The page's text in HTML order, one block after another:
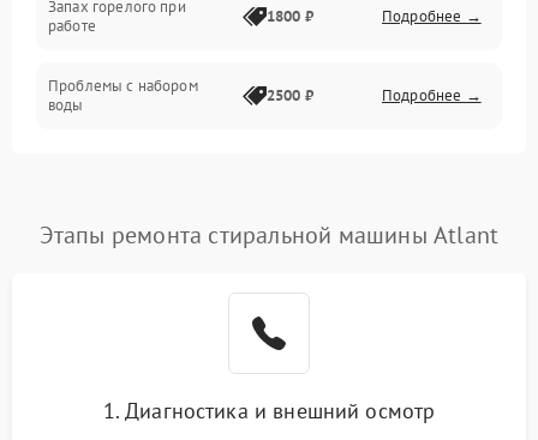
Запах горелого при
работе
1800 ₽ Подробнее →
Проблемы с набором
воды
2500 ₽ Подробнее →
Замена платы управления Подробнее →
Этапы ремонта стиральной машины Atlant
1. Диагностика и внешний осмотр